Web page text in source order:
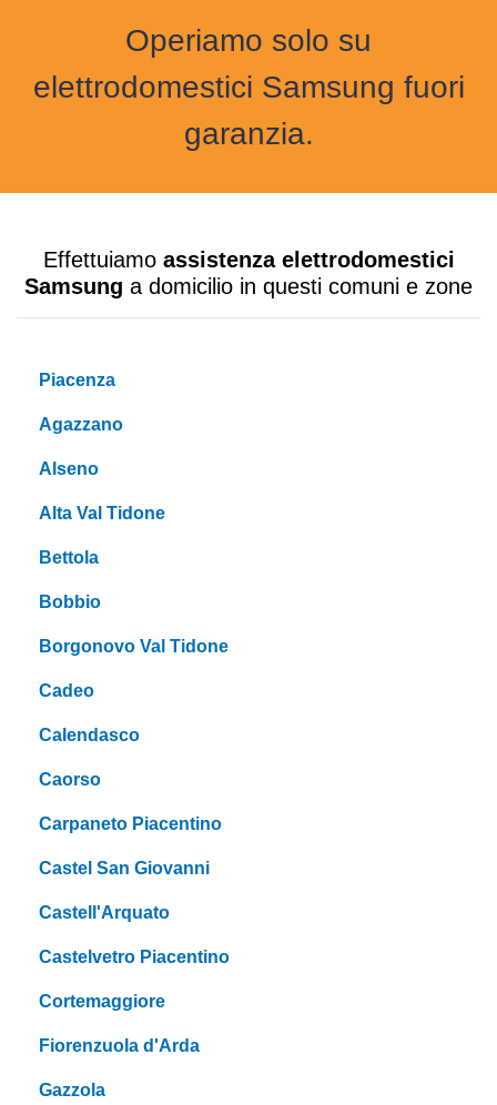
Operiamo solo su
elettrodomestici Samsung fuori
garanzia.
Effettuiamo assistenza elettrodomestici
Samsung a domicilio in questi comuni e zone
Piacenza
Agazzano
Alseno
Alta Val Tidone
Bettola
Bobbio
Borgonovo Val Tidone
Cadeo
Calendasco
Caorso
Carpaneto Piacentino
Castel San Giovanni
Castell'Arquato
Castelvetro Piacentino
Cortemaggiore
Fiorenzuola d'Arda
Gazzola